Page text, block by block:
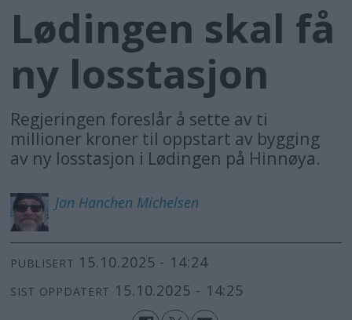
Lødingen skal få
ny losstasjon
Regjeringen foreslår å sette av ti
millioner kroner til oppstart av bygging
av ny losstasjon i Lødingen på Hinnøya.
Jan Hanchen Michelsen
PUBLISERT 15.10.2025 - 14:24
SIST OPPDATERT 15.10.2025 - 14:25